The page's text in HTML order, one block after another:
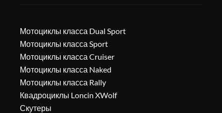
Мотоциклы класса Dual Sport
Мотоциклы класса Sport
Мотоциклы класса Cruiser
Мотоциклы класса Naked
Мотоциклы класса Rally
Квадроциклы Loncin XWolf
Скутеры